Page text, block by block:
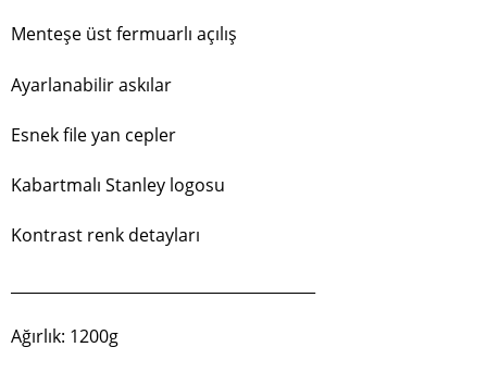
Menteşe üst fermuarlı açılış
Ayarlanabilir askılar
Esnek file yan cepler
Kabartmalı Stanley logosu
Kontrast renk detayları
Ağırlık: 1200g